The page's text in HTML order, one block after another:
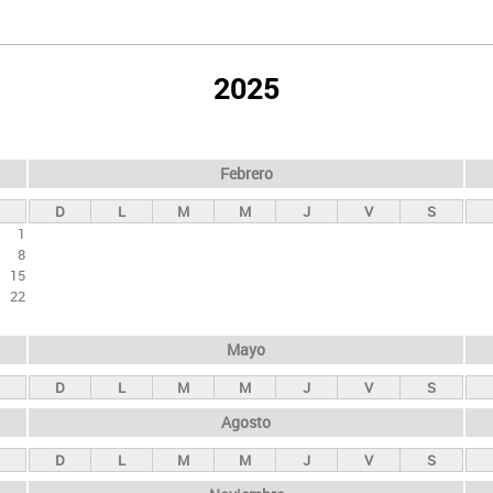
2025
1
8
15
22
Febrero
D L M M J V S
Mayo
D L M M J V S
Agosto
D L M M J V S